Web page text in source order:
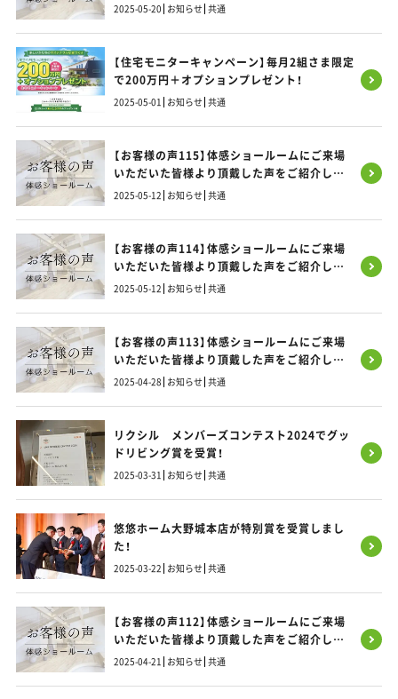
す！
2025-05-20 お知らせ 共通
【住宅モニターキャンペーン】毎月2組さま限定
で200万円＋オプションプレゼント！
2025-05-01 お知らせ 共通
【お客様の声115】体感ショールームにご来場
いただいた皆様より頂戴した声をご紹介しま
す！
2025-05-12 お知らせ 共通
【お客様の声114】体感ショールームにご来場
いただいた皆様より頂戴した声をご紹介しま
す！
2025-05-12 お知らせ 共通
【お客様の声113】体感ショールームにご来場
いただいた皆様より頂戴した声をご紹介しま
す！
2025-04-28 お知らせ 共通
リクシル メンバーズコンテスト2024でグッ
ドリビング賞を受賞！
2025-03-31 お知らせ 共通
悠悠ホーム大野城本店が特別賞を受賞しまし
た！
2025-03-22 お知らせ 共通
【お客様の声112】体感ショールームにご来場
いただいた皆様より頂戴した声をご紹介しま
す！
2025-04-21 お知らせ 共通